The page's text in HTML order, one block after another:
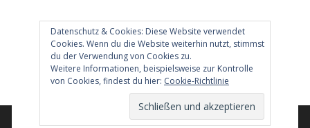
Datenschutz & Cookies: Diese Website verwendet
Cookies. Wenn du die Website weiterhin nutzt, stimmst
du der Verwendung von Cookies zu.
Weitere Informationen, beispielsweise zur Kontrolle
von Cookies, findest du hier: Cookie-Richtlinie
Berlin hilft
info@berlin-hilft.com